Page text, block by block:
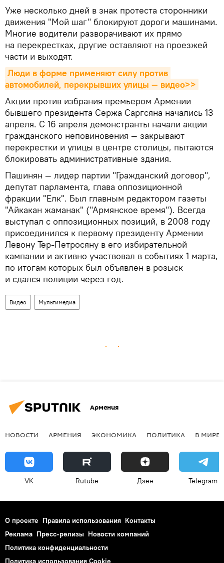
Уже несколько дней в знак протеста сторонники
движения "Мой шаг" блокируют дороги машинами.
Многие водители разворачивают их прямо
на перекрестках, другие оставляют на проезжей
части и выходят.
Люди в форме применяют силу против
автомобилей, перекрывших улицы — видео>>
Акции против избрания премьером Армении
бывшего президента Сержа Саргсяна начались 13
апреля. C 16 апреля демонстранты начали акции
гражданского неповиновения — закрывают
перекрестки и улицы в центре столицы, пытаются
блокировать административные здания.
Пашинян — лидер партии "Гражданский договор",
депутат парламента, глава оппозиционной
фракции "Елк". Был главным редактором газеты
"Айкакан жаманак" ("Армянское время"). Всегда
выступал с оппозиционных позиций, в 2008 году
присоединился к первому президенту Армении
Левону Тер-Петросяну в его избирательной
кампании и активно участвовал в событиях 1 марта,
по итогам которых был объявлен в розыск
и сдался полиции через год.
Видео Мультимедиа
Армения
НОВОСТИ АРМЕНИЯ ЭКОНОМИКА ПОЛИТИКА В МИРЕ
VK Rutube Дзен Telegram
О проекте Правила использования Контакты
Реклама Пресс-релизы Новости компаний
Политика конфиденциальности
Политика использования Cookie